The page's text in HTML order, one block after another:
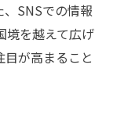
SNSでの情報
境を越えて広げ
が高まること